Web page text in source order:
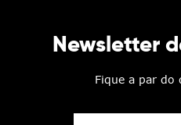
Newsletter
Fique a par do